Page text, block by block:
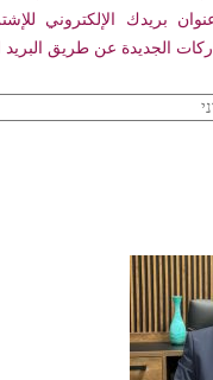
بريدك الإلكتروني
الجديدة عن طريق البريد